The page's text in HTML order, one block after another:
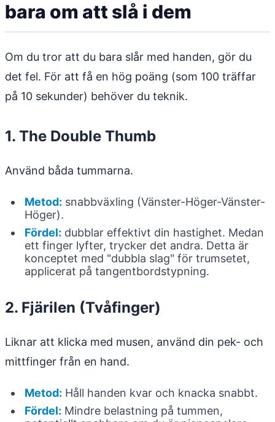
bara om att slå i dem
Om du tror att du bara slår med handen, gör du
det fel. För att få en hög poäng (som 100 träffar
på 10 sekunder) behöver du teknik.
1. The Double Thumb
Använd båda tummarna.
Metod: snabbväxling (Vänster-Höger-Vänster-
Höger).
Fördel: dubblar effektivt din hastighet. Medan
ett finger lyfter, trycker det andra. Detta är
konceptet med "dubbla slag" för trumsetet,
applicerat på tangentbordstypning.
2. Fjärilen (Tvåfinger)
Liknar att klicka med musen, använd din pek- och
mittfinger från en hand.
Metod: Håll handen kvar och knacka snabbt.
Fördel: Mindre belastning på tummen,